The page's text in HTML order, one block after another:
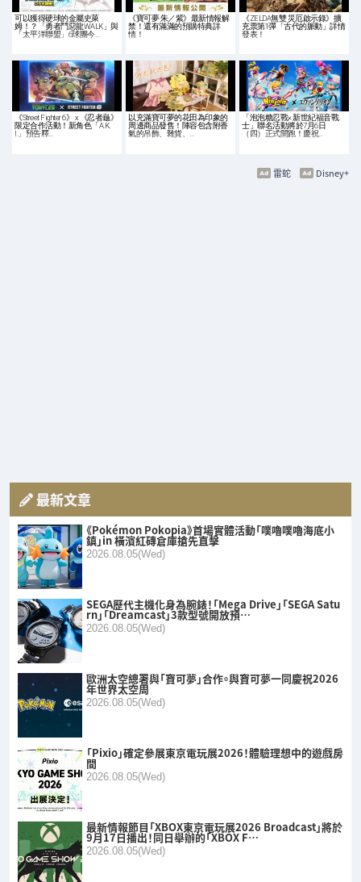
可以獲得硬球的金屬史萊
姆！？「勇者鬥惡龍WALK」與
「太平洋聯盟」6球團今…
《寶可夢 朱／紫》最新情報解
禁！還有滿滿的預購特典詳
情！
《ZELDA無雙 災厄啟示錄》擴
充票第1彈「古代的脈動」詳情
發表！
《Street Fighter 6》 x 《忍者龜》
限定合作活動！新角色「A.K.
I.」預告釋…
以充滿寶可夢的花田為印象的
周邊商品發售！陣容包含附香
氣的吊飾、雜貨、…
「泡泡糖忍戰× 新世紀福音戰
士」聯名活動將於7月6日
（四）正式開跑！慶祝…
Disney+
雷蛇
最新文章
《Pokémon Pokopia》首場實體活動「噗嚕噗嚕海底小
鎮」in 橫濱紅磚倉庫搶先直擊
2026.08.05(Wed)
SEGA歷代主機化身為腕錶！「Mega Drive」「SEGA Satu
rn」「Dreamcast」3款型號開放預…
2026.08.05(Wed)
歐洲太空總署與「寶可夢」合作。與寶可夢一同慶祝2026
年世界太空周
2026.08.05(Wed)
「Pixio」確定參展東京電玩展2026！體驗理想中的遊戲房
間
2026.08.05(Wed)
最新情報節目「XBOX東京電玩展2026 Broadcast」將於
9月17日播出！同日舉辦的「XBOX F…
2026.08.05(Wed)